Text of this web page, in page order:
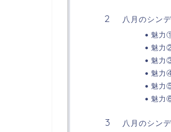
八月のシン
魅力
魅力
魅力
魅力
魅力
魅力
八月のシン